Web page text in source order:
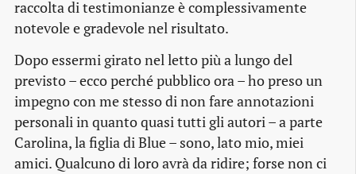
raccolta di testimonianze è complessivamente
notevole e gradevole nel risultato.
Dopo essermi girato nel letto più a lungo del
previsto – ecco perché pubblico ora – ho preso un
impegno con me stesso di non fare annotazioni
personali in quanto quasi tutti gli autori – a parte
Carolina, la figlia di Blue – sono, lato mio, miei
amici. Qualcuno di loro avrà da ridire; forse non ci